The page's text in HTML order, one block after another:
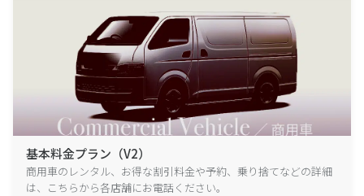
基本料金プラン（V2）
商用車のレンタル、お得な割引料金や予約、乗り捨てなどの詳細
は、こちらから各店舗にお電話ください。